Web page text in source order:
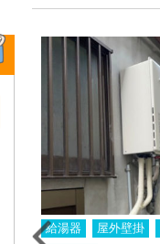
給湯器 屋外壁掛